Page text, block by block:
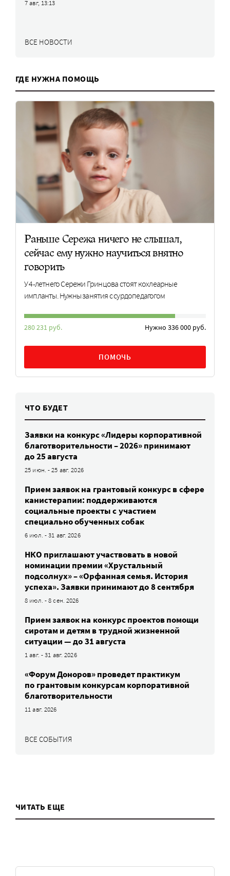
7 авг, 13:13
ВСЕ НОВОСТИ
ГДЕ НУЖНА ПОМОЩЬ
Раньше Сережа ничего не слышал,
сейчас ему нужно научиться внятно
говорить
У 4-летнего Сережи Гринцова стоят кохлеарные
импланты. Нужны занятия с сурдопедагогом
280 231 руб. Нужно 336 000 руб.
ПОМОЧЬ
ЧТО БУДЕТ
Заявки на конкурс «Лидеры корпоративной
благотворительности – 2026» принимают
до 25 августа
25 июн. - 25 авг. 2026
Прием заявок на грантовый конкурс в сфере
канистерапии: поддерживаются
социальные проекты с участием
специально обученных собак
6 июл. - 31 авг. 2026
НКО приглашают участвовать в новой
номинации премии «Хрустальный
подсолнух» – «Орфанная семья. История
успеха». Заявки принимают до 8 сентября
8 июл. - 8 сен. 2026
Прием заявок на конкурс проектов помощи
сиротам и детям в трудной жизненной
ситуации — до 31 августа
1 авг. - 31 авг. 2026
«Форум Доноров» проведет практикум
по грантовым конкурсам корпоративной
благотворительности
11 авг. 2026
ВСЕ СОБЫТИЯ
ЧИТАТЬ ЕЩЕ